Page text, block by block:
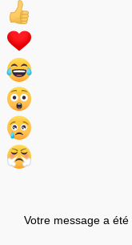
Votre message a